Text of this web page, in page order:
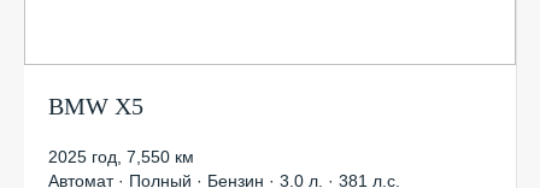
BMW X5
2025 год 7,550 км
Автомат · Полный · Бензин · 3.0 л. · 381 л.с.